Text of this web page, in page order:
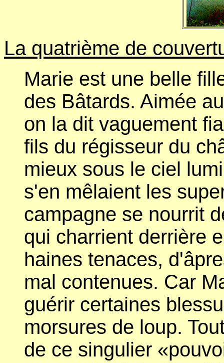
La quatrième de
Marie est une belle
des Bâtards. Aimée
on la dit vaguement
fils du régisseur du
mieux sous le ciel
s'en mêlaient les
campagne se nourrit
qui charrient derrière
haines tenaces,
mal contenues. Car
guérir certaines
morsures de loup.
de ce singulier